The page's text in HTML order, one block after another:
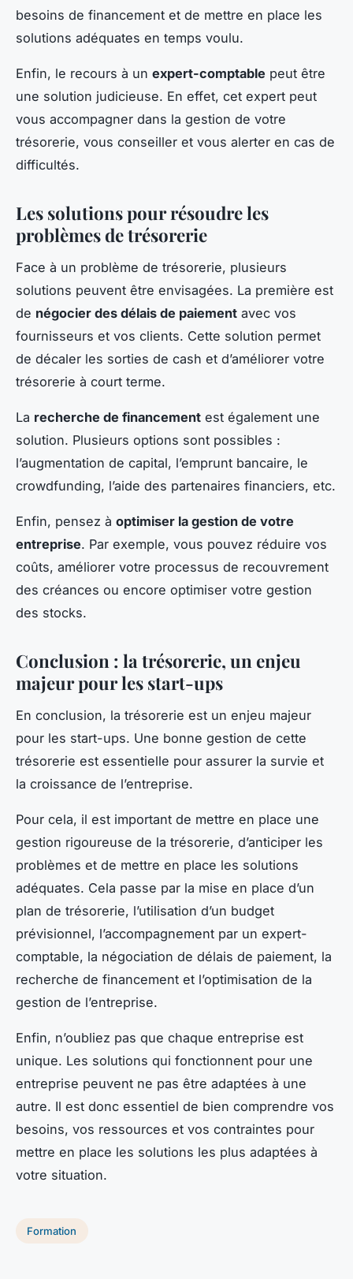
besoins de financement et de mettre en place les
solutions adéquates en temps voulu.
Enfin, le recours à un expert-comptable peut être
une solution judicieuse. En effet, cet expert peut
vous accompagner dans la gestion de votre
trésorerie, vous conseiller et vous alerter en cas de
difficultés.
Les solutions pour résoudre les
problèmes de trésorerie
Face à un problème de trésorerie, plusieurs
solutions peuvent être envisagées. La première est
de négocier des délais de paiement avec vos
fournisseurs et vos clients. Cette solution permet
de décaler les sorties de cash et d’améliorer votre
trésorerie à court terme.
La recherche de financement est également une
solution. Plusieurs options sont possibles :
l’augmentation de capital, l’emprunt bancaire, le
crowdfunding, l’aide des partenaires financiers, etc.
Enfin, pensez à optimiser la gestion de votre
entreprise. Par exemple, vous pouvez réduire vos
coûts, améliorer votre processus de recouvrement
des créances ou encore optimiser votre gestion
des stocks.
Conclusion : la trésorerie, un enjeu
majeur pour les start-ups
En conclusion, la trésorerie est un enjeu majeur
pour les start-ups. Une bonne gestion de cette
trésorerie est essentielle pour assurer la survie et
la croissance de l’entreprise.
Pour cela, il est important de mettre en place une
gestion rigoureuse de la trésorerie, d’anticiper les
problèmes et de mettre en place les solutions
adéquates. Cela passe par la mise en place d’un
plan de trésorerie, l’utilisation d’un budget
prévisionnel, l’accompagnement par un expert-
comptable, la négociation de délais de paiement, la
recherche de financement et l’optimisation de la
gestion de l’entreprise.
Enfin, n’oubliez pas que chaque entreprise est
unique. Les solutions qui fonctionnent pour une
entreprise peuvent ne pas être adaptées à une
autre. Il est donc essentiel de bien comprendre vos
besoins, vos ressources et vos contraintes pour
mettre en place les solutions les plus adaptées à
votre situation.
Formation